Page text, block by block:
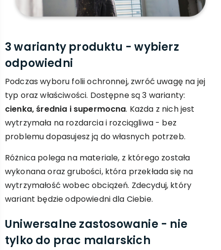
3 warianty produktu - wybierz
odpowiedni
Podczas wyboru folii ochronnej, zwróć uwagę na jej
typ oraz właściwości. Dostępne są 3 warianty:
cienka, średnia i supermocna. Każda z nich jest
wytrzymała na rozdarcia i rozciągliwa - bez
problemu dopasujesz ją do własnych potrzeb.
Różnica polega na materiale, z którego została
wykonana oraz grubości, która przekłada się na
wytrzymałość wobec obciążeń. Zdecyduj, który
wariant będzie odpowiedni dla Ciebie.
Uniwersalne zastosowanie - nie
tylko do prac malarskich